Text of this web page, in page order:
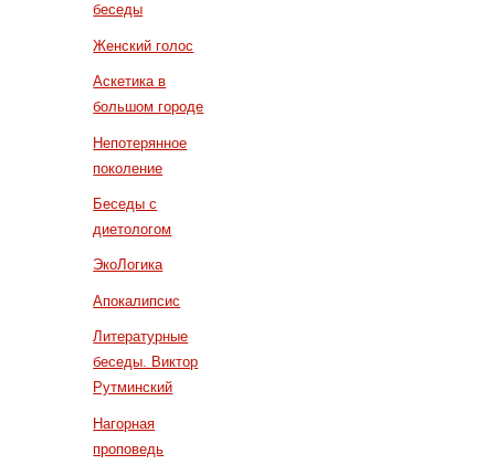
беседы
Женский голос
Аскетика в
большом городе
Непотерянное
поколение
Беседы с
диетологом
ЭкоЛогика
Апокалипсис
Литературные
беседы. Виктор
Рутминский
Нагорная
проповедь